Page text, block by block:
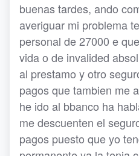
buenas tardes, ando
averiguar mi problema
personal de 27000 e
vida o de invalided
al prestamo y otro
pagos que tambien me
he ido al bbanco ha
me descuenten el
pagos puesto que yo